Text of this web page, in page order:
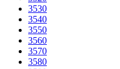
3530
3540
3550
3560
3570
3580